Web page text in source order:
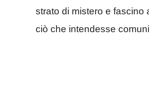
strato di mistero e fascino
ciò che intendesse